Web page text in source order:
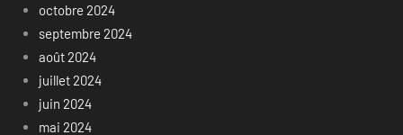
octobre 2024
septembre 2024
août 2024
juillet 2024
juin 2024
mai 2024